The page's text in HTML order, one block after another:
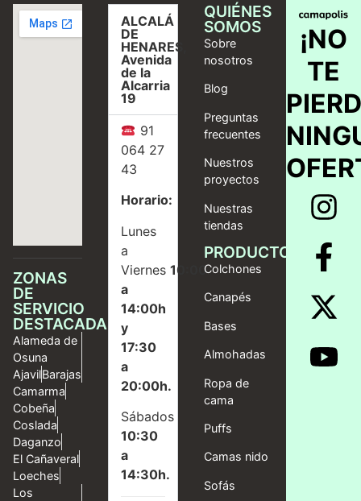
ZONAS
DE
SERVICIO
DESTACADAS
Alameda de
Osuna
AjavilBarajas
Camarma
Cobeña
Coslada
Daganzo
El Cañaveral
Loeches
Los
ALCALÁ
DE
HENARES,
Avenida
de la
Alcarria
19
91
064 27
43
Horario:
Lunes
a
Viernes10:00
a
14:00h
y
17:30
a
20:00h.
Sábados
10:30
a
14:30h.
QUIÉNES
SOMOS
Sobre
nosotros
Blog
Preguntas
frecuentes
Nuestros
proyectos
Nuestras
tiendas
PRODUCTOS
Colchones
Canapés
Bases
Almohadas
Ropa de
cama
Puffs
Camas nido
Sofás
¡NO
TE